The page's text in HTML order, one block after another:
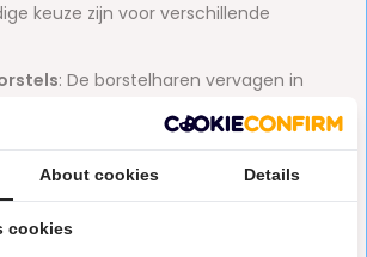
keuze zijn voor verschillende
: De borstelharen vervagen in
ze verslijten, zodat je weet wanneer
de opzetborstel te vervangen. Dit
op peil te houden.
op Oral-B
About cookies Details
cookies